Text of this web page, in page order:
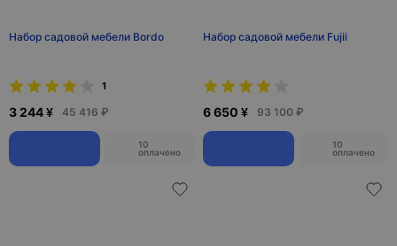
Набор садовой мебели Bordo
1
3 244 ¥ 45 416 ₽
10
оплачено
Набор садовой мебели Fujii
6 650 ¥ 93 100 ₽
10
оплачено